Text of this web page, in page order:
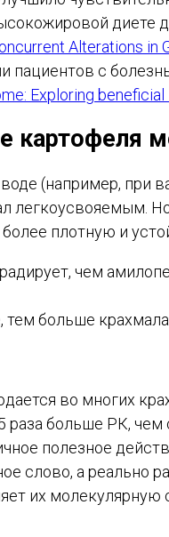
диете
Alterations in
пациентов с
Exploring
картофеля
(например, при
легкоусвояемым.
более плотную и
чем
больше
во многих
раза больше РК,
полезное
слово, а реально
их молекулярную